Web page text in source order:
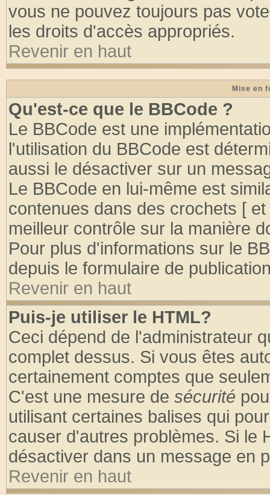
vous ne pouvez toujours pas
les droits d'accès appropriés.
Revenir en haut
Mise en
Qu'est-ce que le BBCode ?
Le BBCode est une
l'utilisation du BBCode est
aussi le désactiver sur un
Le BBCode en lui-même est
contenues dans des crochets [
meilleur contrôle sur la manière
Pour plus d'informations sur le
depuis le formulaire de
Revenir en haut
Puis-je utiliser le HTML?
Ceci dépend de l'administrateur
complet dessus. Si vous êtes
certainement comptes que
C'est une mesure de sécurité
utilisant certaines balises qui
causer d'autres problèmes. Si le
désactiver dans un message en
Revenir en haut